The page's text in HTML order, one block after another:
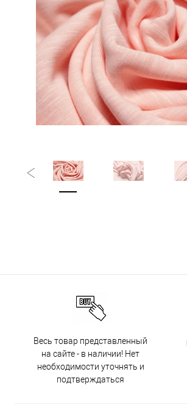
Весь товар представленный
на сайте - в наличии! Нет
необходимости уточнять и
подтверждаться